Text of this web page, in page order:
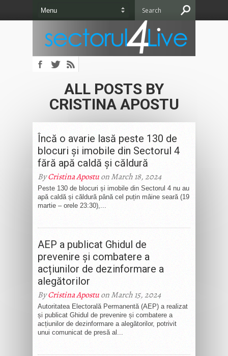
ALL POSTS BY
CRISTINA APOSTU
Încă o avarie lasă peste 130 de
blocuri și imobile din Sectorul 4
fără apă caldă și căldură
ByCristina Apostuon March 18, 2024
Peste 130 de blocuri și imobile din Sectorul 4 nu au
apă caldă și căldură până cel puțin mâine seară (19
martie – orele 23:30),...
AEP a publicat Ghidul de
prevenire și combatere a
acțiunilor de dezinformare a
alegătorilor
ByCristina Apostuon March 15, 2024
Autoritatea Electorală Permanentă (AEP) a realizat
și publicat Ghidul de prevenire și combatere a
acțiunilor de dezinformare a alegătorilor, potrivit
unui comunicat de presă al...